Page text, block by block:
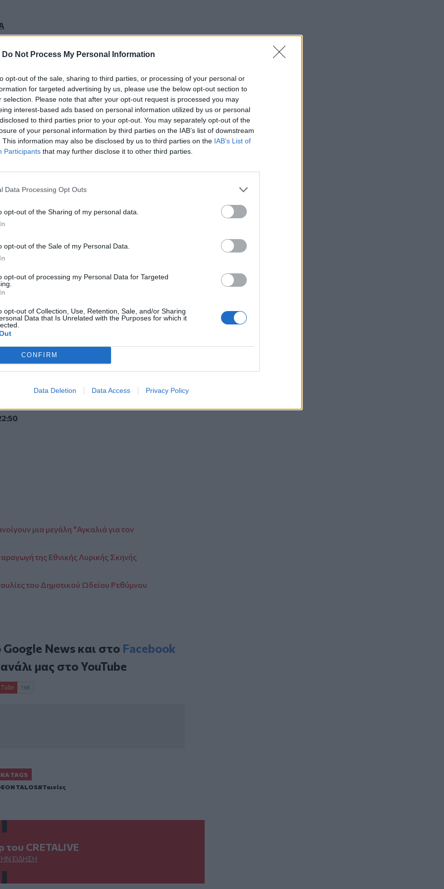
Do Not Process My Personal Information
opt-out of the sale, sharing to third parties, or processing of your personal or
for targeted advertising by us, please use the below opt-out section to
selection. Please note that after your opt-out request is processed you may
interest-based ads based on personal information utilized by us or personal
to third parties prior to your opt-out. You may separately opt-out of the
of your personal information by third parties on the IAB’s list of downstream
This information may also be disclosed by us to third parties on the IAB’s List of
Participants that may further disclose it to other third parties.
Data Processing Opt Outs
opt-out of the Sharing of my personal data.
opt-out of the Sale of my Personal Data.
opt-out of processing my Personal Data for Targeted
opt-out of Collection, Use, Retention, Sale, and/or Sharing
Data that Is Unrelated with the Purposes for which it
CONFIRM
Data Deletion Data Access Privacy Policy
μια μεγάλη "Αγκαλιά για τον
της Εθνικής Λυρικής Σκηνής
του Δημοτικού Ωδείου Ρεθύμνου
Google Newsκαι στο Facebook
μας στοYouTube
TAGS
TALOS Ταινίες
του CRETALIVE
ΕΊΔΗΣΗ
Έρευνα για παρολίγον σύγκρουση δύο